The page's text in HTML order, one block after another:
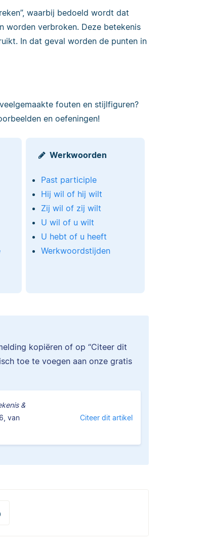
waarbij bedoeld wordt dat
worden verbroken. Deze betekenis
In dat geval worden de punten in
fouten en stijlfiguren?
en oefeningen!
Werkwoorden
Past participle
Hij wil of hij wilt
Zij wil of zij wilt
U wil of u wilt
U hebt of u heeft
Werkwoordstijden
kopiëren of op “Citeer dit
toe te voegen aan onze gratis
&
van
Citeer dit artikel